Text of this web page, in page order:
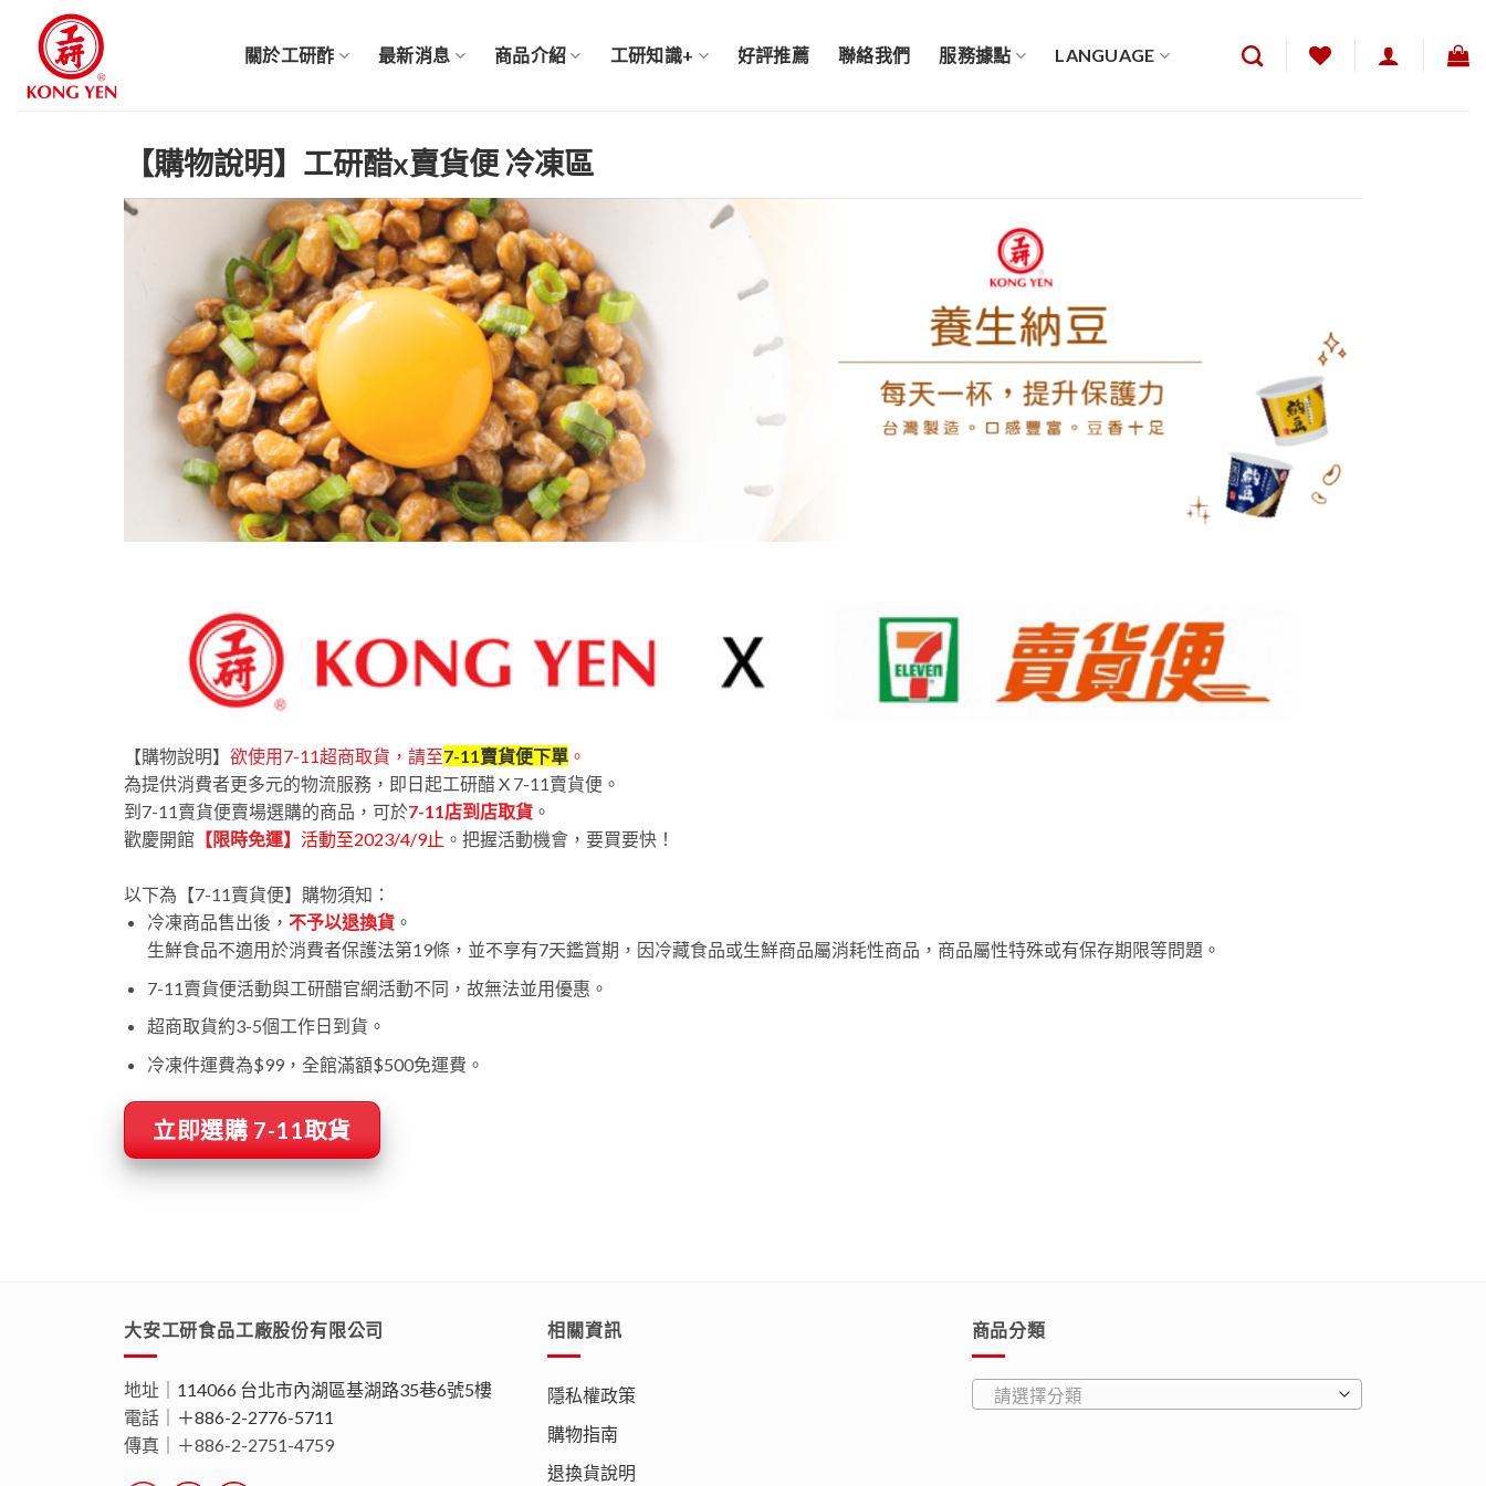
content
關於工研酢 最新消息 商品介紹 工研知識+ 好評推薦 聯絡我們 服務據點 LANGUAGE
【購物說明】工研醋x賣貨便 冷凍區
【購物說明】 欲使用7-11超商取貨，請至7-11賣貨便下單 。
為提供消費者更多元的物流服務，即日起工研醋 X 7-11賣貨便。
到7-11賣貨便賣場選購的商品，可於7-11店到店取貨 。
歡慶開館 【限時免運】 活動至2023/4/9止 。把握活動機會，要買要快！
以下為【7-11賣貨便】購物須知：
冷凍商品售出後， 不予以退換貨。
生鮮食品不適用於消費者保護法第19條，並不享有7天鑑賞期，因冷藏食品或生鮮商品屬消耗性商品，商品屬性特殊或有保存期限等問題。
7-11賣貨便活動與工研醋官網活動不同，故無法並用優惠。
超商取貨約3-5個工作日到貨。
冷凍件運費為$99，全館滿額$500免運費。
立即選購 7-11取貨
大安工研食品工廠股份有限公司
地址｜ 114066 台北市內湖區基湖路35巷6號5樓
電話｜
＋886-2-2776-5711
傳真｜＋886-2-2751-4759
相關資訊
隱私權政策
購物指南
退換貨說明
商品分類
請選擇分類